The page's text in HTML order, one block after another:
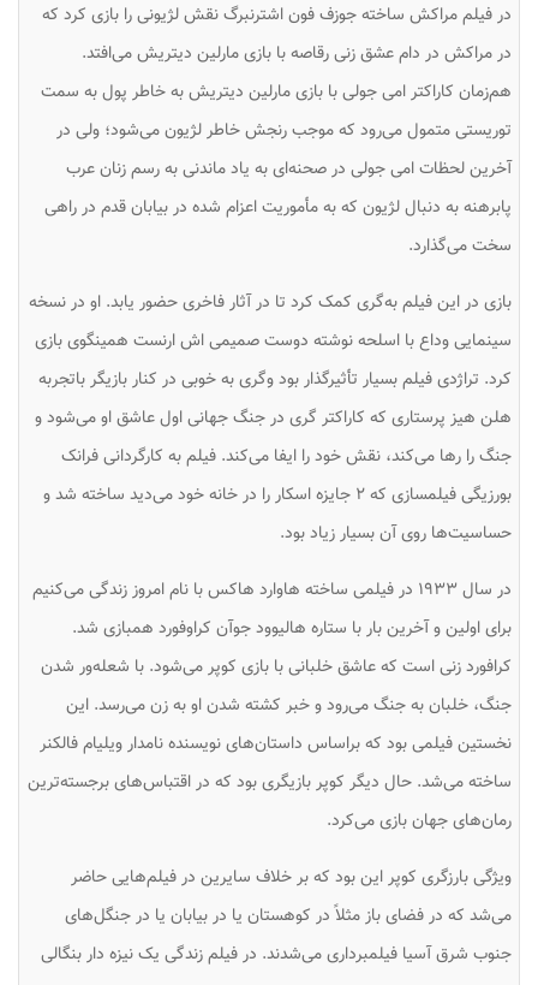
در فیلم مراکش ساخته جوزف فون اشترنبرگ نقش لژیونی را بازی کرد که
در مراکش در دام عشق زنی رقاصه با بازی مارلین دیتریش می‌افتد.
هم‌زمان کاراکتر امی جولی با بازی مارلین دیتریش به خاطر پول به سمت
توریستی متمول می‌رود که موجب رنجش خاطر لژیون می‌شود؛ ولی در
آخرین لحظات امی جولی در صحنه‌ای به یاد ماندنی به رسم زنان عرب
پابرهنه به دنبال لژیون که به مأموریت اعزام شده در بیابان قدم در راهی
سخت می‌گذارد.
بازی در این فیلم به‌گری کمک کرد تا در آثار فاخری حضور یابد. او در نسخه
سینمایی وداع با اسلحه نوشته دوست صمیمی اش ارنست همینگوی بازی
کرد. تراژدی فیلم بسیار تأثیرگذار بود وگری به خوبی در کنار بازیگر باتجربه
هلن هیز پرستاری که کاراکتر گری در جنگ جهانی اول عاشق او می‌شود و
جنگ را رها می‌کند، نقش خود را ایفا می‌کند. فیلم به کارگردانی فرانک
بورزیگی فیلمسازی که ۲ جایزه اسکار را در خانه خود می‌دید ساخته شد و
حساسیت‌ها روی آن بسیار زیاد بود.
در سال ۱۹۳۳ در فیلمی ساخته هاوارد هاکس با نام امروز زندگی می‌کنیم
برای اولین و آخرین بار با ستاره هالیوود جوآن کراوفورد همبازی شد.
کرافورد زنی است که عاشق خلبانی با بازی کوپر می‌شود. با شعله‌ور شدن
جنگ، خلبان به جنگ می‌رود و خبر کشته شدن او به زن می‌رسد. این
نخستین فیلمی بود که براساس داستان‌های نویسنده نامدار ویلیام فالکنر
ساخته می‌شد. حال دیگر کوپر بازیگری بود که در اقتباس‌های برجسته‌ترین
رمان‌های جهان بازی می‌کرد.
ویژگی بارزگری کوپر این بود که بر خلاف سایرین در فیلم‌هایی حاضر
می‌شد که در فضای باز مثلاً در کوهستان یا در بیابان یا در جنگل‌های
جنوب شرق آسیا فیلمبرداری می‌شدند. در فیلم زندگی یک نیزه دار بنگالی